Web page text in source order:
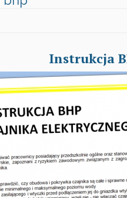
Instrukcja